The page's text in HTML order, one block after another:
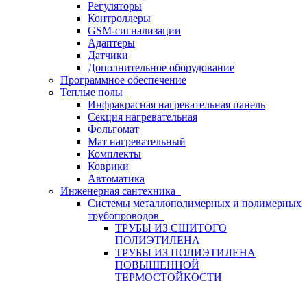
Регуляторы
Контроллеры
GSM-сигнализации
Адаптеры
Датчики
Дополнительное оборудование
Программное обеспечение
Теплые полы
Инфракрасная нагревательная панель
Секция нагревательная
Фольгомат
Мат нагревательный
Комплекты
Коврики
Автоматика
Инженерная сантехника
Системы металлополимерных и полимерных
трубопроводов
ТРУБЫ ИЗ СШИТОГО
ПОЛИЭТИЛЕНА
ТРУБЫ ИЗ ПОЛИЭТИЛЕНА
ПОВЫШЕННОЙ
ТЕРМОСТОЙКОСТИ